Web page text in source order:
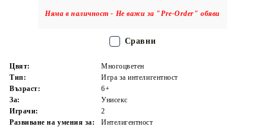
Няма в наличност - Не важи за "Pre-Order" обяви
Цвят:
Многоцветен
Тип:
Игра за интелигентност
Възраст:
6+
За:
Унисекс
Играчи:
2
Развиване на умения за:
Интелигентност
Сравни